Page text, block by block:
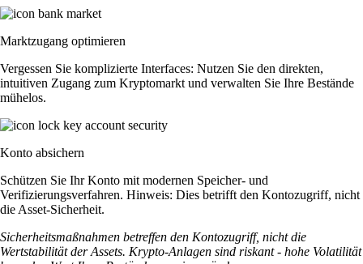
Marktzugang optimieren
Vergessen Sie komplizierte Interfaces: Nutzen Sie den direkten,
intuitiven Zugang zum Kryptomarkt und verwalten Sie Ihre Bestände
mühelos.
Konto absichern
Schützen Sie Ihr Konto mit modernen Speicher- und
Verifizierungsverfahren. Hinweis: Dies betrifft den Kontozugriff, nicht
die Asset-Sicherheit.
Sicherheitsmaßnahmen betreffen den Kontozugriff, nicht die
Wertstabilität der Assets. Krypto-Anlagen sind riskant - hohe Volatilität